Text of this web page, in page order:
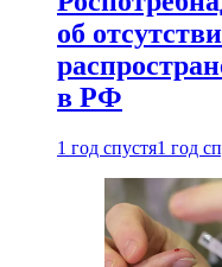
об
в РФ
1 год спустя1 год